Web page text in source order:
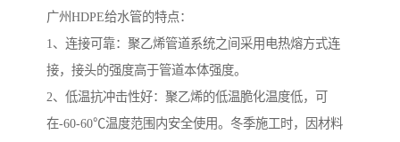
广州HDPE给水管的特点：
1、连接可靠：聚乙烯管道系统之间采用电热熔方式连
接，接头的强度高于管道本体强度。
2、低温抗冲击性好：聚乙烯的低温脆化温度低，可
在-60-60℃温度范围内安全使用。冬季施工时，因材料